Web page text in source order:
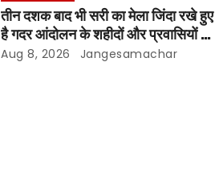
तीन दशक बाद भी सरी का मेला जिंदा रखे हुए
है गदर आंदोलन के शहीदों और प्रवासियों की
विरासत
Aug 8, 2026 Jangesamachar